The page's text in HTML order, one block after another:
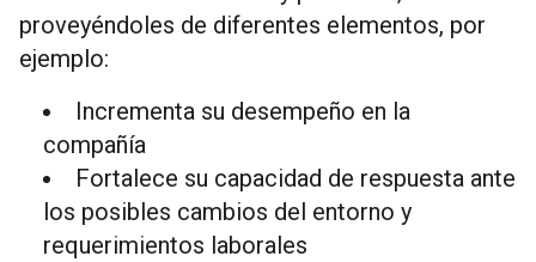
proveyéndoles de diferentes elementos, por
ejemplo:
Incrementa su desempeño en la
compañía
Fortalece su capacidad de respuesta ante
los posibles cambios del entorno y
requerimientos laborales